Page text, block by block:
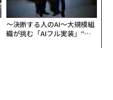
〜決断する人のAI〜大規模組
織が挑む「AIフル実装」“使